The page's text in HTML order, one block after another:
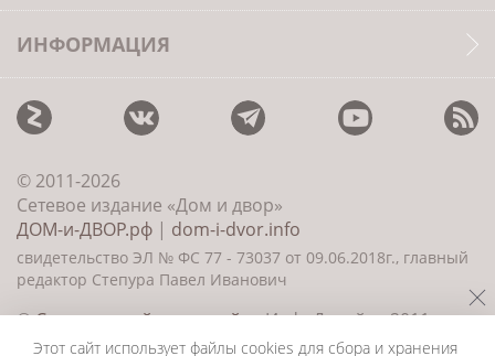
ИНФОРМАЦИЯ
© 2011-2026
Сетевое издание «Дом и двор»
ДОМ-и-ДВОР.рф | dom-i-dvor.info
свидетельство ЭЛ № ФС 77 - 73037 от 09.06.2018г., главный
редактор Степура Павел Иванович
©Создание сайта и дизайн«ИнфоДизайн» 2011—
2026
Этот сайт использует файлы cookies для сбора и хранения